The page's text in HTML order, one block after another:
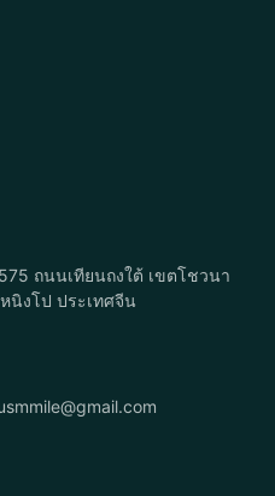
ถนนเทียนถงใต้ เขตโชวนา
นิงโป ประเทศจีน